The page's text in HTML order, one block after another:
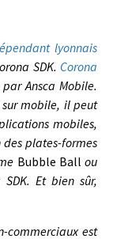
lyonnais
SDK. Corona
Ansca Mobile.
sur mobile, il peut
mobiles,
plates-formes
Bubble Ball ou
Et bien sûr,
commerciaux est